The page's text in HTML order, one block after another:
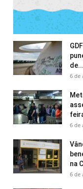
de...
6 de
6 de
na
6 de